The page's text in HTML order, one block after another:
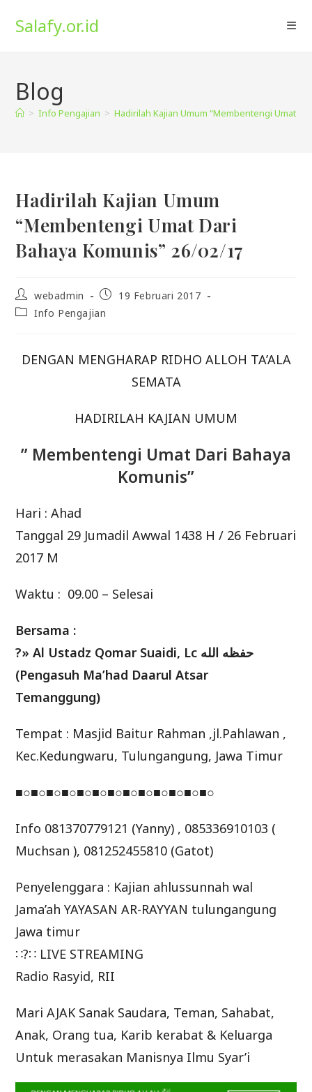
Salafy.or.id
Blog
> Info Pengajian > Hadirilah Kajian Umum “Membentengi Umat
Hadirilah Kajian Umum
“Membentengi Umat Dari
Bahaya Komunis” 26/02/17
Post
author:
webadmin
Post19 Februari 2017
PostInfo Pengajian
DENGAN MENGHARAP RIDHO ALLOH TA’ALA
SEMATA
HADIRILAH KAJIAN UMUM
” Membentengi Umat Dari Bahaya
Komunis”
Hari : Ahad
Tanggal 29 Jumadil Awwal 1438 H / 26 Februari
2017 M
Waktu : 09.00 – Selesai
Bersama :
?» Al Ustadz Qomar Suaidi, Lc حفظه الله
(Pengasuh Ma’had Daarul Atsar
Temanggung)
Tempat : Masjid Baitur Rahman ,jl.Pahlawan ,
Kec.Kedungwaru, Tulungangung, Jawa Timur
■○■○■○■○■○■○■○■○■○■○■○■○■○
Info 081370779121 (Yanny) , 085336910103 (
Muchsan ), 081252455810 (Gatot)
Penyelenggara : Kajian ahlussunnah wal
Jama’ah YAYASAN AR-RAYYAN tulungangung
Jawa timur
∷?∷ LIVE STREAMING
Radio Rasyid, RII
Mari AJAK Sanak Saudara, Teman, Sahabat,
Anak, Orang tua, Karib kerabat & Keluarga
Untuk merasakan Manisnya Ilmu Syar’i